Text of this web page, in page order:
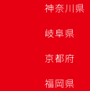
神奈川県
岐阜県
京都府
福岡県